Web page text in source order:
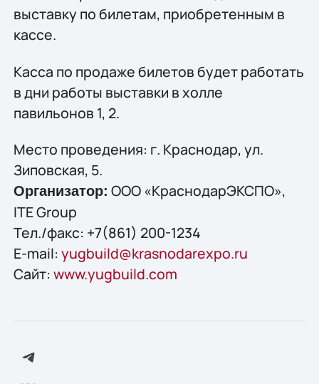
выставку по билетам, приобретенным в
кассе.
Касса по продаже билетов будет работать
в дни работы выставки в холле
павильонов 1, 2.
Место проведения: г. Краснодар, ул.
Зиповская, 5.
Организатор: ООО «КраснодарЭКСПО»,
ITE Group
Тел./факс: +7(861) 200-1234
E-mail: yugbuild@krasnodarexpo.ru
Сайт: www.yugbuild.com